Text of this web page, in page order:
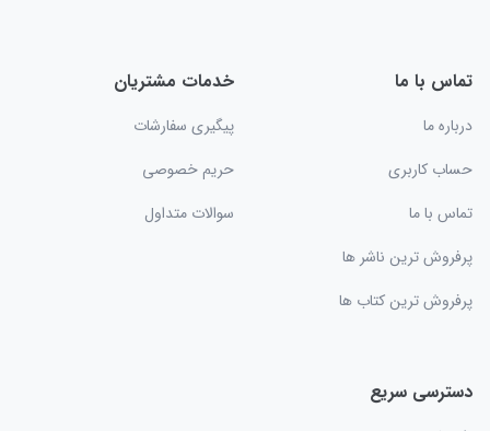
تماس با ما
درباره ما
حساب کاربری
تماس با ما
پرفروش ترین ناشر ها
پرفروش ترین کتاب ها
خدمات مشتریان
پیگیری سفارشات
حریم خصوصی
سوالات متداول
دسترسی سریع